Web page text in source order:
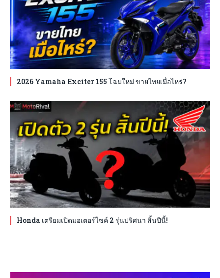
2026 Yamaha Exciter 155 โฉมใหม่ ขายไทยเมื่อไหร่?
Honda เตรียมเปิดมอเตอร์ไซค์ 2 รุ่นปริศนา สิ้นปีนี้!